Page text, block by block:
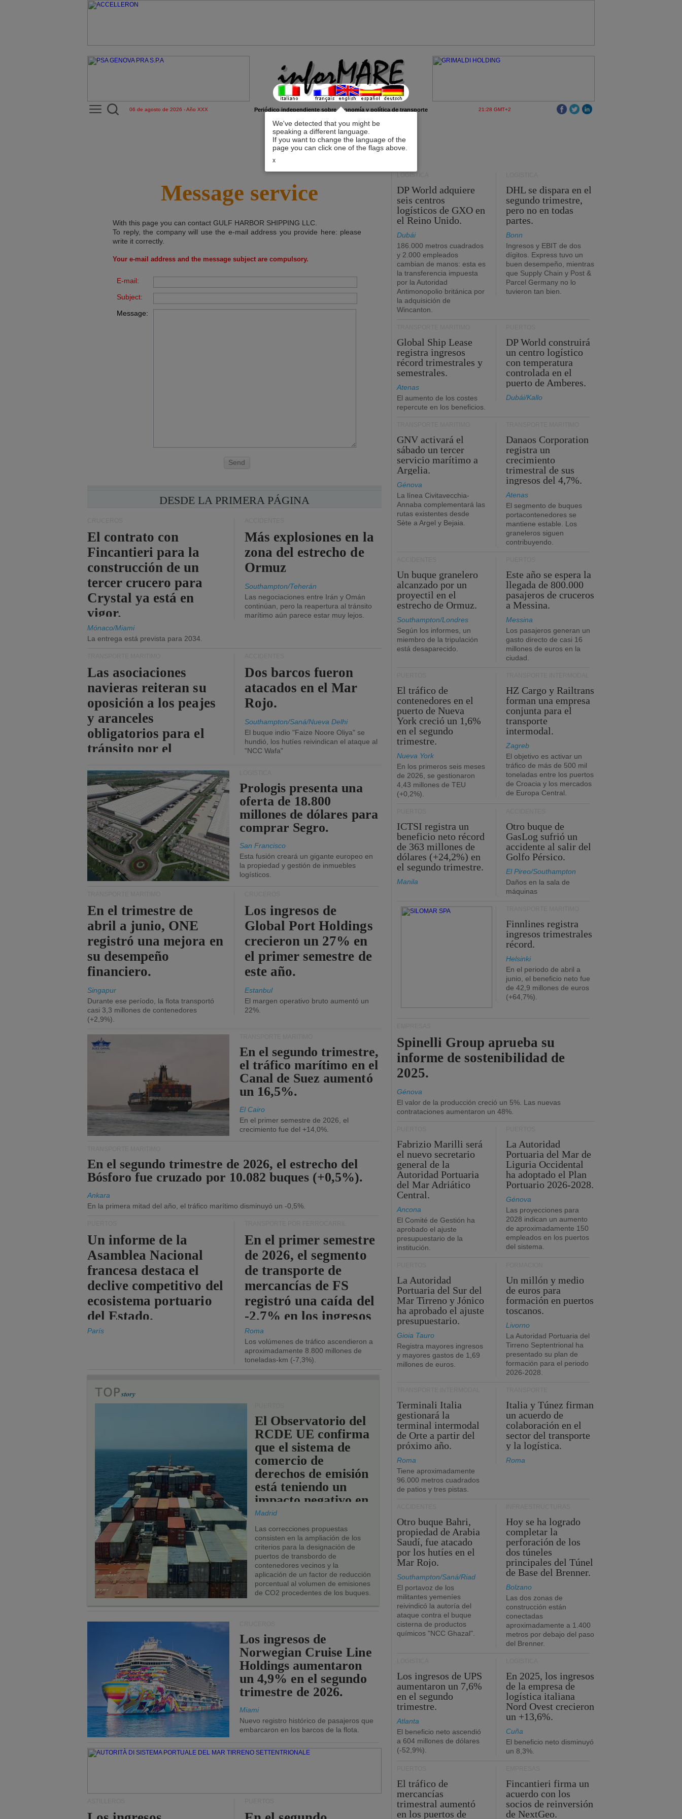
We've detected that you might be
speaking a different language.
If you want to change the language of the
page you can click one of the flags above.
x
06 de agosto de 2026 - Año XXX Periódico independiente sobre economía y política de transporte 21:28 GMT+2
Message service
With this page you can contact GULF HARBOR SHIPPING LLC
To reply, the company will use the e-mail address you provide here: please
write it correctly.
Your e-mail address and the message subject are compulsory.
E-mail:
Subject:
Message:
Send
DESDE LA PRIMERA PÁGINA
El contrato con
Fincantieri para la
construcción de un
tercer crucero para
Crystal ya está en
vigor.
Mónaco/Miami
La entrega está prevista para 2034.
Más explosiones en la
zona del estrecho de
Ormuz
Southampton/Teherán
Las negociaciones entre Irán y Omán
continúan, pero la reapertura al tránsito
marítimo aún parece estar muy lejos.
Las asociaciones
navieras reiteran su
oposición a los peajes
y aranceles
obligatorios para el
tránsito por el
Dos barcos fueron
atacados en el Mar
Rojo.
Southampton/Saná/Nueva Delhi
El buque indio "Faize Noore Oliya" se
hundió, los hutíes reivindican el ataque al
"NCC Wafa"
Prologis presenta una
oferta de 18.800
millones de dólares para
comprar Segro.
San Francisco
Esta fusión creará un gigante europeo en
la propiedad y gestión de inmuebles
logísticos.
En el trimestre de
abril a junio, ONE
registró una mejora en
su desempeño
financiero.
Singapur
Durante ese período, la flota transportó
casi 3,3 millones de contenedores
(+2,9%).
Los ingresos de
Global Port Holdings
crecieron un 27% en
el primer semestre de
este año.
Estanbul
El margen operativo bruto aumentó un
22%.
En el segundo trimestre,
el tráfico marítimo en el
Canal de Suez aumentó
un 16,5%.
El Cairo
En el primer semestre de 2026, el
crecimiento fue del +14,0%.
En el segundo trimestre de 2026, el estrecho del
Bósforo fue cruzado por 10.082 buques (+0,5%).
Ankara
En la primera mitad del año, el tráfico marítimo disminuyó un -0,5%.
Un informe de la
Asamblea Nacional
francesa destaca el
declive competitivo del
ecosistema portuario
del Estado.
París
En el primer semestre
de 2026, el segmento
de transporte de
mercancías de FS
registró una caída del
-2,7% en los ingresos
operativos.
Roma
Los volúmenes de tráfico ascendieron a
aproximadamente 8.800 millones de
toneladas-km (-7,3%).
El Observatorio del
RCDE UE confirma
que el sistema de
comercio de
derechos de emisión
está teniendo un
impacto negativo en
los puertos de la
UE.
Madrid
Las correcciones propuestas
consisten en la ampliación de los
criterios para la designación de
puertos de transbordo de
contenedores vecinos y la
aplicación de un factor de reducción
porcentual al volumen de emisiones
de CO2 procedentes de los buques.
Los ingresos de
Norwegian Cruise Line
Holdings aumentaron
un 4,9% en el segundo
trimestre de 2026.
Miami
Nuevo registro histórico de pasajeros que
embarcaron en los barcos de la flota.
LOGÍSTICA
DP World adquiere
seis centros
logísticos de GXO en
el Reino Unido.
Dubái
186.000 metros cuadrados
y 2.000 empleados
cambian de manos: esta es
la transferencia impuesta
por la Autoridad
Antimonopolio británica por
la adquisición de
Wincanton.
DHL se dispara en el
segundo trimestre,
pero no en todas
partes.
Bonn
Ingresos y EBIT de dos
dígitos. Express tuvo un
buen desempeño, mientras
que Supply Chain y Post &
Parcel Germany no lo
tuvieron tan bien.
Global Ship Lease
registra ingresos
récord trimestrales y
semestrales.
Atenas
El aumento de los costes
repercute en los beneficios.
DP World construirá
un centro logístico
con temperatura
controlada en el
puerto de Amberes.
Dubái/Kallo
GNV activará el
sábado un tercer
servicio marítimo a
Argelia.
Génova
La línea Civitavecchia-
Annaba complementará las
rutas existentes desde
Sète a Argel y Bejaia.
Danaos Corporation
registra un
crecimiento
trimestral de sus
ingresos del 4,7%.
Atenas
El segmento de buques
portacontenedores se
mantiene estable. Los
graneleros siguen
contribuyendo.
Un buque granelero
alcanzado por un
proyectil en el
estrecho de Ormuz.
Southampton/Londres
Según los informes, un
miembro de la tripulación
está desaparecido.
Este año se espera la
llegada de 800.000
pasajeros de cruceros
a Messina.
Messina
Los pasajeros generan un
gasto directo de casi 16
millones de euros en la
ciudad.
El tráfico de
contenedores en el
puerto de Nueva
York creció un 1,6%
en el segundo
trimestre.
Nueva York
En los primeros seis meses
de 2026, se gestionaron
4,43 millones de TEU
(+0,2%).
HZ Cargo y Railtrans
forman una empresa
conjunta para el
transporte
intermodal.
Zagreb
El objetivo es activar un
tráfico de más de 500 mil
toneladas entre los puertos
de Croacia y los mercados
de Europa Central.
ICTSI registra un
beneficio neto récord
de 363 millones de
dólares (+24,2%) en
el segundo trimestre.
Manila
Otro buque de
GasLog sufrió un
accidente al salir del
Golfo Pérsico.
El Pireo/Southampton
Daños en la sala de
máquinas
Finnlines registra
ingresos trimestrales
récord.
Helsinki
En el periodo de abril a
junio, el beneficio neto fue
de 42,9 millones de euros
(+64,7%).
Spinelli Group aprueba su
informe de sostenibilidad de
2025.
Génova
El valor de la producción creció un 5%. Las nuevas
contrataciones aumentaron un 48%.
Fabrizio Marilli será
el nuevo secretario
general de la
Autoridad Portuaria
del Mar Adriático
Central.
Ancona
El Comité de Gestión ha
aprobado el ajuste
presupuestario de la
institución.
La Autoridad
Portuaria del Mar de
Liguria Occidental
ha adoptado el Plan
Portuario 2026-2028.
Génova
Las proyecciones para
2028 indican un aumento
de aproximadamente 150
empleados en los puertos
del sistema.
La Autoridad
Portuaria del Sur del
Mar Tirreno y Jónico
ha aprobado el ajuste
presupuestario.
Gioia Tauro
Registra mayores ingresos
y mayores gastos de 1,69
millones de euros.
Un millón y medio
de euros para
formación en puertos
toscanos.
Livorno
La Autoridad Portuaria del
Tirreno Septentrional ha
presentado su plan de
formación para el periodo
2026-2028.
Terminali Italia
gestionará la
terminal intermodal
de Orte a partir del
próximo año.
Roma
Tiene aproximadamente
96.000 metros cuadrados
de patios y tres pistas.
Italia y Túnez firman
un acuerdo de
colaboración en el
sector del transporte
y la logística.
Roma
Otro buque Bahri,
propiedad de Arabia
Saudí, fue atacado
por los hutíes en el
Mar Rojo.
Southampton/Saná/Riad
El portavoz de los
militantes yemeníes
reivindicó la autoría del
ataque contra el buque
cisterna de productos
químicos "NCC Ghazal".
Hoy se ha logrado
completar la
perforación de los
dos túneles
principales del Túnel
de Base del Brenner.
Bolzano
Las dos zonas de
construcción están
conectadas
aproximadamente a 1.400
metros por debajo del paso
del Brenner.
Los ingresos de UPS
aumentaron un 7,6%
en el segundo
trimestre.
Atlanta
El beneficio neto ascendió
a 604 millones de dólares
(-52,9%).
En 2025, los ingresos
de la empresa de
logística italiana
Nord Ovest crecieron
un +13,6%.
Cuña
El beneficio neto disminuyó
un 8,3%.
El tráfico de
mercancías
trimestral aumentó
en los puertos de
Fincantieri firma un
acuerdo con los
socios de reinversión
de NextGeo.